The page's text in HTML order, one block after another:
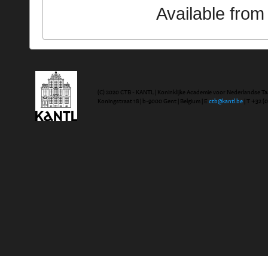
Available
(C) 2020 CTB - KANTL | Koninklijke Academie voor Nederlandse
Koningstraat 18 | b-9000 Gent | Belgium | E ctb@kantl.be | T +32